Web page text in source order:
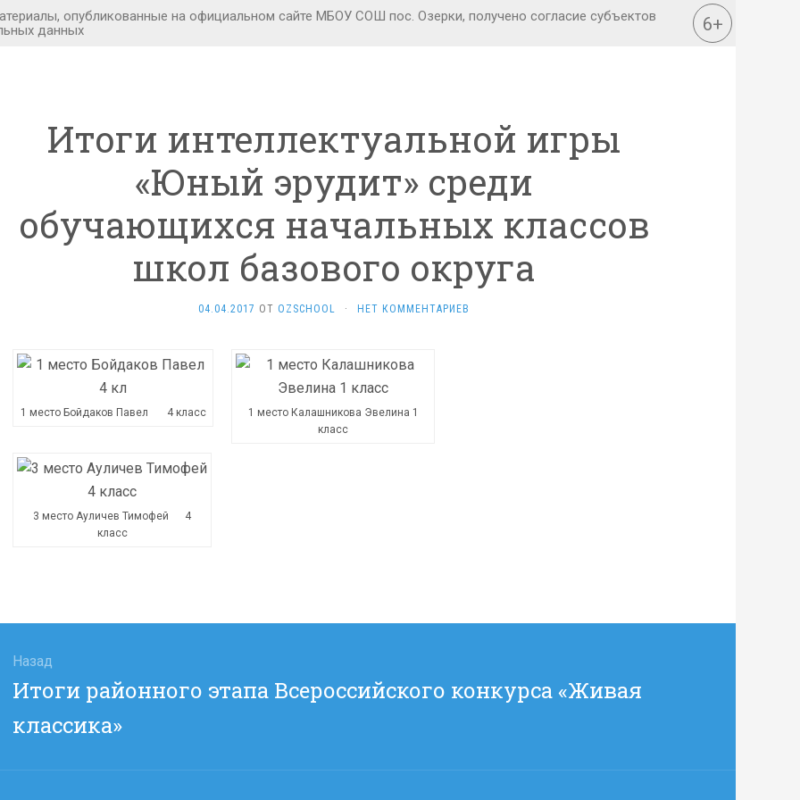
Итоги интеллектуальной игры
«Юный эрудит» среди
обучающихся начальных классов
школ базового округа
04.04.2017 ОТ OZSCHOOL · НЕТ КОММЕНТАРИЕВ
1 место Бойдаков Павел 4 класс
1 место Калашникова Эвелина 1
класс
3 место Ауличев Тимофей 4
класс
Назад
Предыдущая
Итоги районного этапа Всероссийского конкурса «Живая
классика»